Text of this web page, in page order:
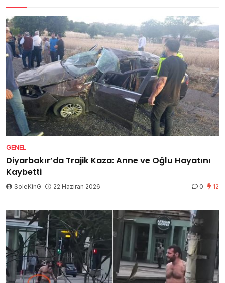
GENEL
Diyarbakır’da Trajik Kaza: Anne ve Oğlu Hayatını
Kaybetti
SoleKinG 22 Haziran 2026 0 12